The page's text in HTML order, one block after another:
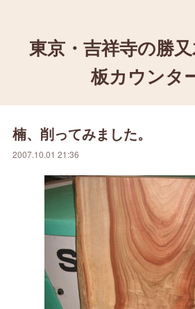
東京・吉祥寺の勝
板カウンタ
楠、削ってみました。
2007.10.01 21:36